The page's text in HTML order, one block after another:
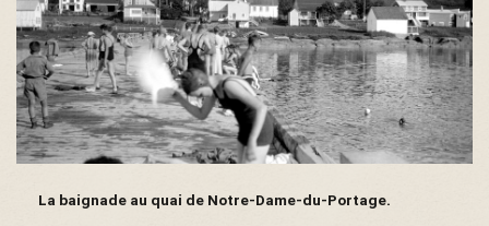
é
e
La baignade au quai de Notre-Dame-du-Portage.